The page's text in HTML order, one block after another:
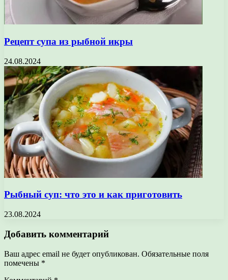
Рецепт супа из рыбной икры
24.08.2024
Рыбный суп: что это и как приготовить
23.08.2024
Добавить комментарий
Ваш адрес email не будет опубликован. Обязательные поля
помечены *